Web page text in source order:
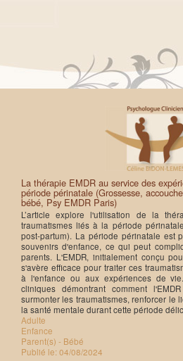
La thérapie EMDR au service des
période périnatale (Grossesse,
bébé, Psy EMDR Paris)
L’article explore l'utilisation de la
traumatismes liés à la période
post-partum). La période périnatale est
souvenirs d'enfance, ce qui peut
parents. L'EMDR, initialement conçu
s'avère efficace pour traiter ces
à l'enfance ou aux expériences de
cliniques démontrant comment
surmonter les traumatismes, renforcer le
la santé mentale durant cette période
Adulte
Enfance
Parent(s) - Bébé
Publié le: 04/08/2024